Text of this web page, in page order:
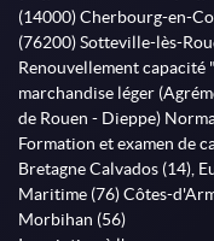
(14000) Cherbourg-en-
(76200) Sotteville-lès-
Renouvellement capacité
marchandise léger
de Rouen - Dieppe)
Formation et examen de
Bretagne Calvados (14),
Maritime (76) Côtes-
Morbihan (56)